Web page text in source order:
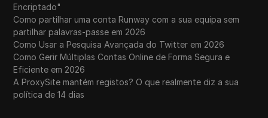
Encriptado"
Como partilhar uma conta Runway com a sua equipa sem
partilhar palavras-passe em 2026
Como Usar a Pesquisa Avançada do Twitter em 2026
Como Gerir Múltiplas Contas Online de Forma Segura e
Eficiente em 2026
A ProxySite mantém registos? O que realmente diz a sua
política de 14 dias